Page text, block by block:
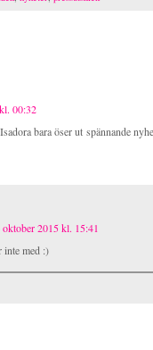
00:32
bara öser ut spännande
oktober 2015 kl. 15:41
inte med :)